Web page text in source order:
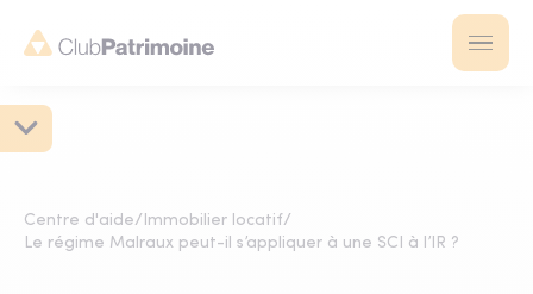
Centre d'aide/ Immobilier locatif/
Le régime Malraux peut-il s’appliquer à une SCI à l’IR ?